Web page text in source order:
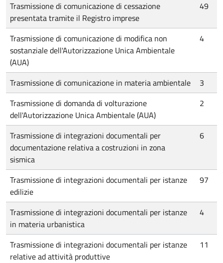
Trasmissione di comunicazione di cessazione
presentata tramite il Registro imprese
49
Trasmissione di comunicazione di modifica non
sostanziale dell'Autorizzazione Unica Ambientale
(AUA)
4
Trasmissione di comunicazione in materia ambientale
3
Trasmissione di domanda di volturazione
dell'Autorizzazione Unica Ambientale (AUA)
2
Trasmissione di integrazioni documentali per
documentazione relativa a costruzioni in zona
sismica
6
Trasmissione di integrazioni documentali per istanze
edilizie
97
Trasmissione di integrazioni documentali per istanze
in materia urbanistica
4
Trasmissione di integrazioni documentali per istanze
relative ad attività produttive
11